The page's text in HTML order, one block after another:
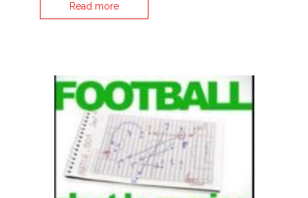
Read more